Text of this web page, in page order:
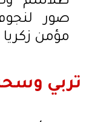
صور
مؤمن
تربي